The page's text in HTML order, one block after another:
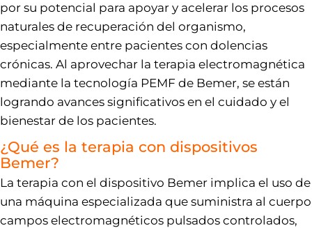
por su potencial para apoyar y acelerar los procesos
naturales de recuperación del organismo,
especialmente entre pacientes con dolencias
crónicas. Al aprovechar la terapia electromagnética
mediante la tecnología PEMF de Bemer, se están
logrando avances significativos en el cuidado y el
bienestar de los pacientes.
¿Qué es la terapia con dispositivos
Bemer?
La terapia con el dispositivo Bemer implica el uso de
una máquina especializada que suministra al cuerpo
campos electromagnéticos pulsados controlados,